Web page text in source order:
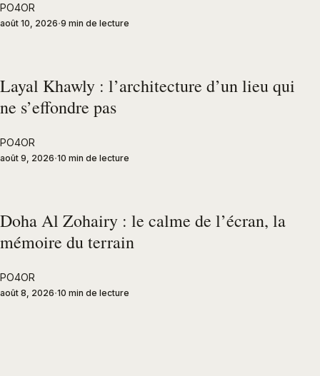
PO4OR
août 10, 2026 9 min de lecture
Layal Khawly : l’architecture d’un lieu qui
ne s’effondre pas
PO4OR
août 9, 2026 10 min de lecture
Doha Al Zohairy : le calme de l’écran, la
mémoire du terrain
PO4OR
août 8, 2026 10 min de lecture